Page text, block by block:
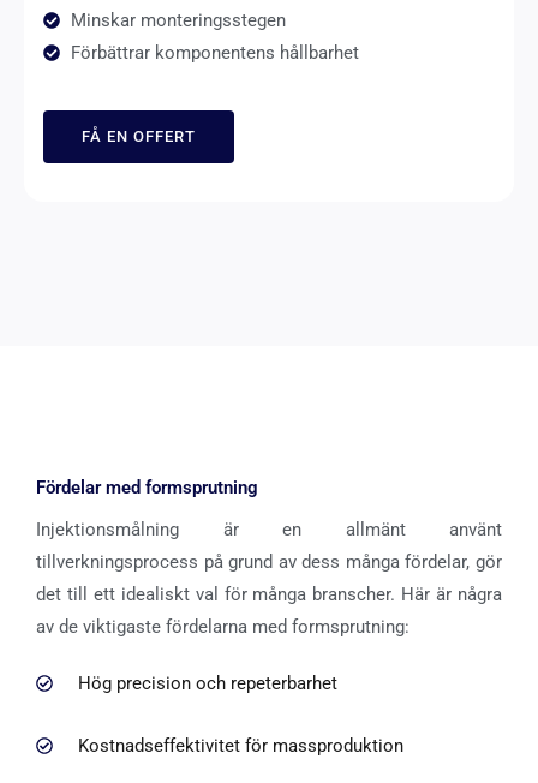
Minskar monteringsstegen
Förbättrar komponentens hållbarhet
FÅ EN OFFERT
Fördelar med formsprutning
Injektionsmålning är en allmänt använt
tillverkningsprocess på grund av dess många fördelar, gör
det till ett idealiskt val för många branscher. Här är några
av de viktigaste fördelarna med formsprutning:
Hög precision och repeterbarhet
Kostnadseffektivitet för massproduktion